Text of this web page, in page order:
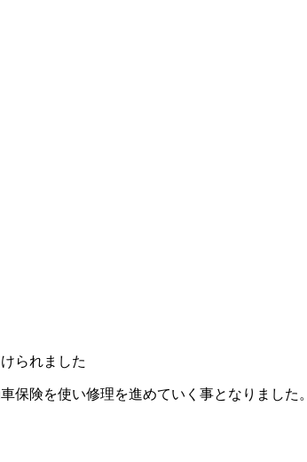
られました
保険を使い修理を進めていく事となりました。